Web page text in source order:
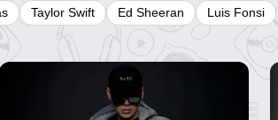
Taylor Swift Ed Sheeran Luis Fonsi